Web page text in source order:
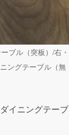
ブル（突板）/右・
ングテーブル（無
イニングテーブ